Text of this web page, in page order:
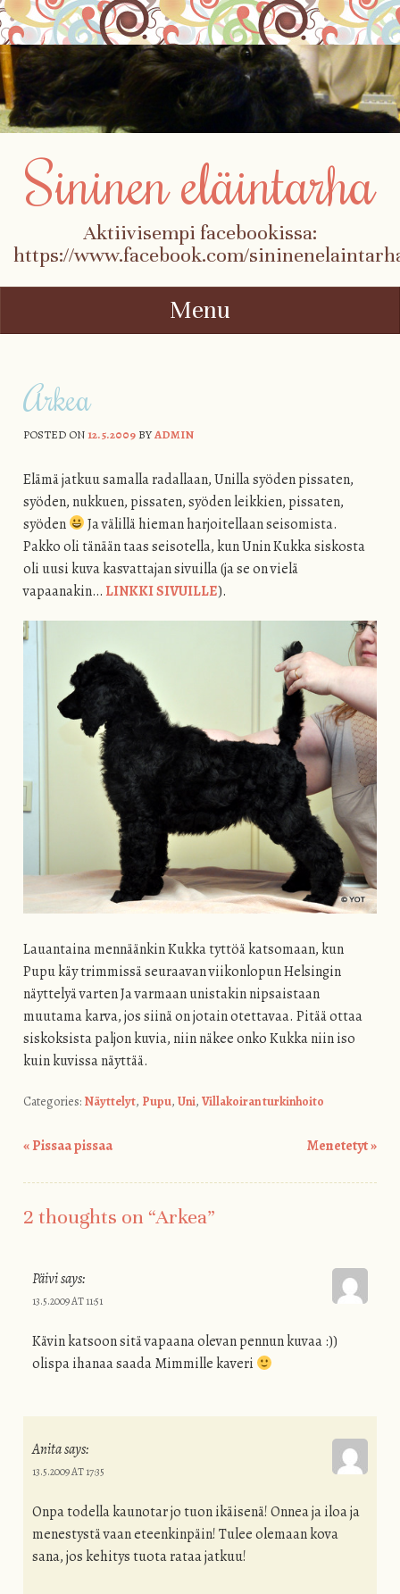
Sininen eläintarha
Aktiivisempi facebookissa:
https://www.facebook.com/
Menu
Arkea
POSTED ON12.5.2009BYADMIN
Elämä jatkuu samalla radallaan, Unilla syöden pissaten,
syöden, nukkuen, pissaten, syöden leikkien, pissaten,
syöden
Ja välillä hieman harjoitellaan seisomista.
Pakko oli tänään taas seisotella, kun Unin Kukka siskosta
oli uusi kuva kasvattajan sivuilla (ja se on vielä
vapaanakin… LINKKI SIVUILLE).
Lauantaina mennäänkin Kukka tyttöä katsomaan, kun
Pupu käy trimmissä seuraavan viikonlopun Helsingin
näyttelyä varten Ja varmaan unistakin nipsaistaan
muutama karva, jos siinä on jotain otettavaa. Pitää ottaa
siskoksista paljon kuvia, niin näkee onko Kukka niin iso
kuin kuvissa näyttää.
Categories: Näyttelyt, Pupu, Uni, Villakoiran turkinhoito
«Pissaa pissaa Menetetyt»
2 thoughts on “Arkea”
Päivisays:
13.5.2009 AT 11:51
Kävin katsoon sitä vapaana olevan pennun kuvaa :))
olispa ihanaa saada Mimmille kaveri
Anitasays:
13.5.2009 AT 17:35
Onpa todella kaunotar jo tuon ikäisenä! Onnea ja iloa ja
menestystä vaan eteenkinpäin! Tulee olemaan kova
sana, jos kehitys tuota rataa jatkuu!